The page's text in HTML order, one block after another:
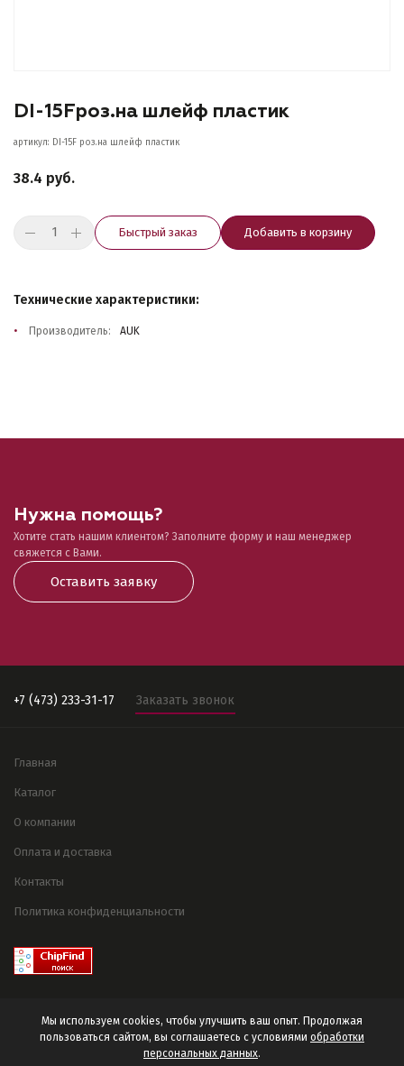
DI-15Fроз.на шлейф пластик
артикул: DI-15F роз.на шлейф пластик
38.4 руб.
Добавить в корзину
Быстрый заказ
Технические характеристики:
Производитель: AUK
Нужна помощь?
Хотите стать нашим клиентом? Заполните форму и наш менеджер
свяжется с Вами.
Оставить заявку
Мы используем cookies, чтобы улучшить ваш опыт. Продолжая
пользоваться сайтом, вы соглашаетесь с условиями обработки
персональных данных.
+7 (473) 233-31-17 Заказать звонок
Главная
Каталог
О компании
Оплата и доставка
Контакты
Политика конфиденциальности